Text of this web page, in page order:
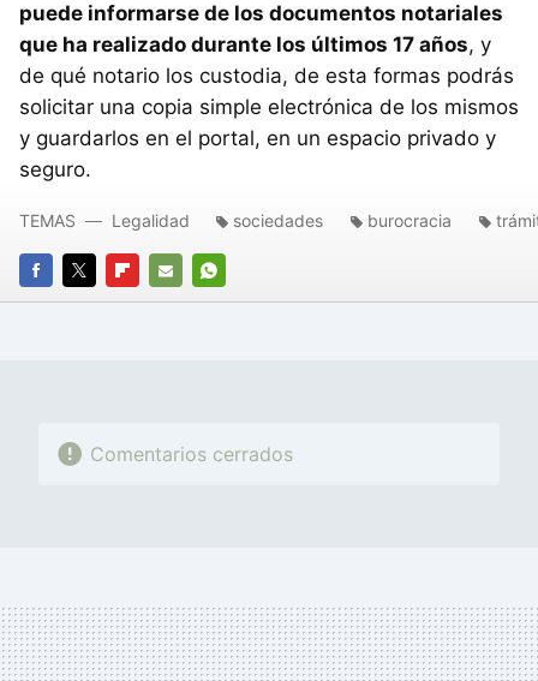
puede informarse de los documentos notariales
que ha realizado durante los últimos 17 años, y
de qué notario los custodia, de esta formas podrás
solicitar una copia simple electrónica de los mismos
y guardarlos en el portal, en un espacio privado y
seguro.
FACEBOOK
TWITTERFLIPBOARD
E-
WHATSAPP
TEMAS Legalidad sociedades burocracia
Comentarios cerrados